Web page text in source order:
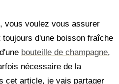
vous voulez vous assurer
d'une boisson fraîche
bouteille de champagne,
nécessaire de la
cet article, je vais partager